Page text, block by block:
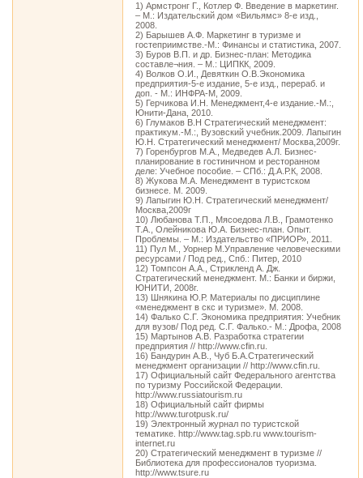
1) Армстронг Г., Котлер Ф. Введение в маркетинг.
– М.: Издательский дом «Вильямс» 8-е изд.,
2008.
2) Барышев А.Ф. Маркетинг в туризме и
гостеприимстве.-М.: Финансы и статистика, 2007.
3) Буров В.П. и др. Бизнес-план: Методика
составле¬ния. – М.: ЦИПКК, 2009.
4) Волков О.И., Девяткин О.В.Экономика
предприятия-5-е издание, 5-е изд., перераб. и
доп. - М.: ИНФРА-М, 2009.
5) Герчикова И.Н. Менеджмент,4-е издание.-М.:,
Юнити-Дана, 2010.
6) Глумаков В.Н Стратегический менеджмент:
практикум.-М.:, Вузовский учебник.2009. Лапыгин
Ю.Н. Стратегический менеджмент/ Москва,2009г.
7) Горенбургов М.А., Медведев А.Л. Бизнес-
планирование в гостиничном и ресторанном
деле: Учебное пособие. – СПб.: Д.А.Р.К, 2008.
8) Жукова М.А. Менеджмент в туристском
бизнесе. М. 2009.
9) Лапыгин Ю.Н. Стратегический менеджмент/
Москва,2009г
10) Любанова Т.П., Мясоедова Л.В., Грамотенко
Т.А., Олейникова Ю.А. Бизнес-план. Опыт.
Проблемы. – М.: Издательство «ПРИОР», 2011.
11) Пул М., Уорнер М.Управление человеческими
ресурсами / Под ред., Спб.: Питер, 2010
12) Томпсон А.А., Стрикленд А. Дж.
Стратегический менеджмент. М.: Банки и биржи,
ЮНИТИ, 2008г.
13) Шнякина Ю.Р. Материалы по дисциплине
«менеджмент в скс и туризме». М. 2008.
14) Фалько С.Г. Экономика предприятия: Учебник
для вузов/ Под ред. С.Г. Фалько.- М.: Дрофа, 2008
15) Мартынов А.В. Разработка стратегии
предприятия // http://www.cfin.ru.
16) Бандурин А.В., Чуб Б.А.Стратегический
менеджмент организации // http://www.cfin.ru.
17) Официальный сайт Федерального агентства
по туризму Российской Федерации.
http://www.russiatourism.ru
18) Официальный сайт фирмы
http://www.turotpusk.ru/
19) Электронный журнал по туристской
тематике. http://www.tag.spb.ru www.tourism-
internet.ru
20) Стратегический менеджмент в туризме //
Библиотека для профессионалов туоризма.
http://www.tsure.ru